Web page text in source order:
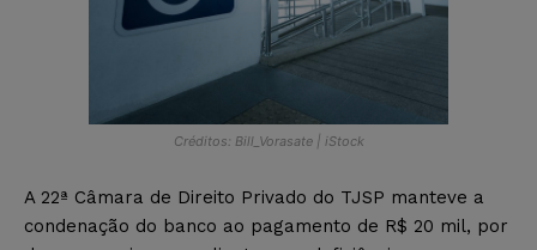
Créditos: Bill_Vorasate | iStock
A 22ª Câmara de Direito Privado do TJSP manteve a
condenação do banco ao pagamento de R$ 20 mil, por